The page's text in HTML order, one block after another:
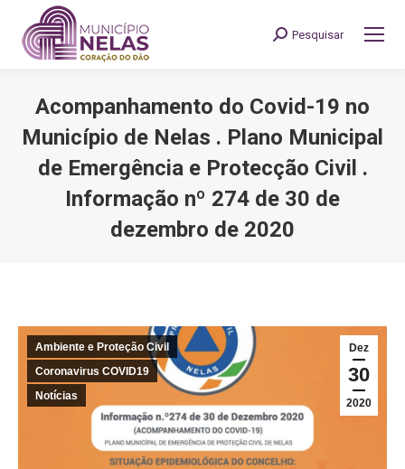
Search:
Pesquisar
Acompanhamento do Covid-19 no
Município de Nelas . Plano Municipal
de Emergência e Protecção Civil .
Informação nº 274 de 30 de
dezembro de 2020
Dez
30
2020
Ambiente e Proteção Civil
Coronavirus COVID19
Notícias